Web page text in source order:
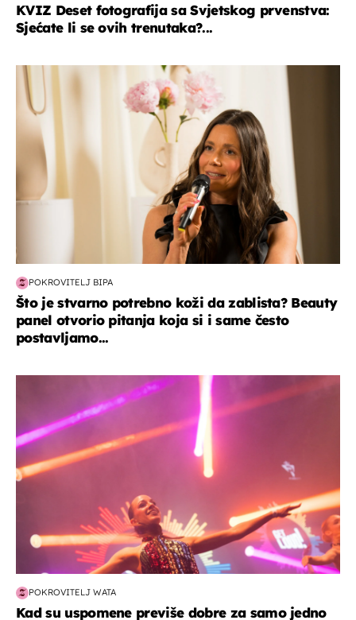
KVIZ Deset fotografija sa Svjetskog prvenstva:
Sjećate li se ovih trenutaka?...
moda & ljepota
POKROVITELJ BIPA
Što je stvarno potrebno koži da zablista? Beauty
panel otvorio pitanja koja si i same često
postavljamo...
POKROVITELJ WATA
Kad su uspomene previše dobre za samo jedno